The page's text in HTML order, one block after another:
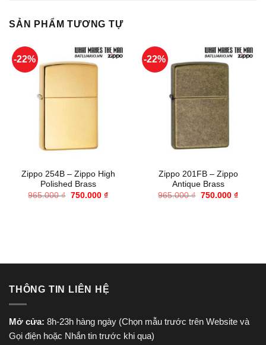
SẢN PHẨM TƯƠNG TỰ
-22%
Zippo 254B – Zippo High
Polished Brass
965.000₫ Giá
750.000 ₫Giá
-22%
Zippo 201FB – Zippo
Antique Brass
965.000₫ Giá
750.000 ₫Giá
THÔNG TIN LIÊN HỆ
Mở cửa: 8h-23h hàng ngày (Chọn mẫu trước trên Website và
Gọi điện hoặc Nhắn tin trước khi qua)